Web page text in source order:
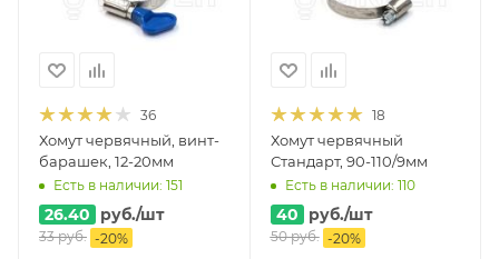
36
Хомут червячный, винт-
барашек, 12-20мм
Есть в наличии: 151
26.40 руб./шт
33руб. -20%
18
Хомут червячный
Стандарт, 90-110/9мм
Есть в наличии: 110
40 руб./шт
50руб. -20%